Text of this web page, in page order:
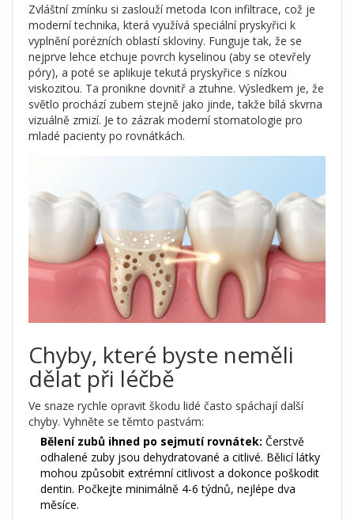
Zvláštní zmínku si zaslouží metoda Icon infiltrace, což je
moderní technika, která využívá speciální pryskyřici k
vyplnění porézních oblastí skloviny. Funguje tak, že se
nejprve lehce etchuje povrch kyselinou (aby se otevřely
póry), a poté se aplikuje tekutá pryskyřice s nízkou
viskozitou. Ta pronikne dovnitř a ztuhne. Výsledkem je, že
světlo prochází zubem stejně jako jinde, takže bílá skvrna
vizuálně zmizí. Je to zázrak moderní stomatologie pro
mladé pacienty po rovnátkách.
Chyby, které byste neměli
dělat při léčbě
Ve snaze rychle opravit škodu lidé často spáchají další
chyby. Vyhněte se těmto pastvám:
Bělení zubů ihned po sejmutí rovnátek: Čerstvě
odhalené zuby jsou dehydratované a citlivé. Bělicí látky
mohou způsobit extrémní citlivost a dokonce poškodit
dentin. Počkejte minimálně 4-6 týdnů, nejlépe dva
měsíce.